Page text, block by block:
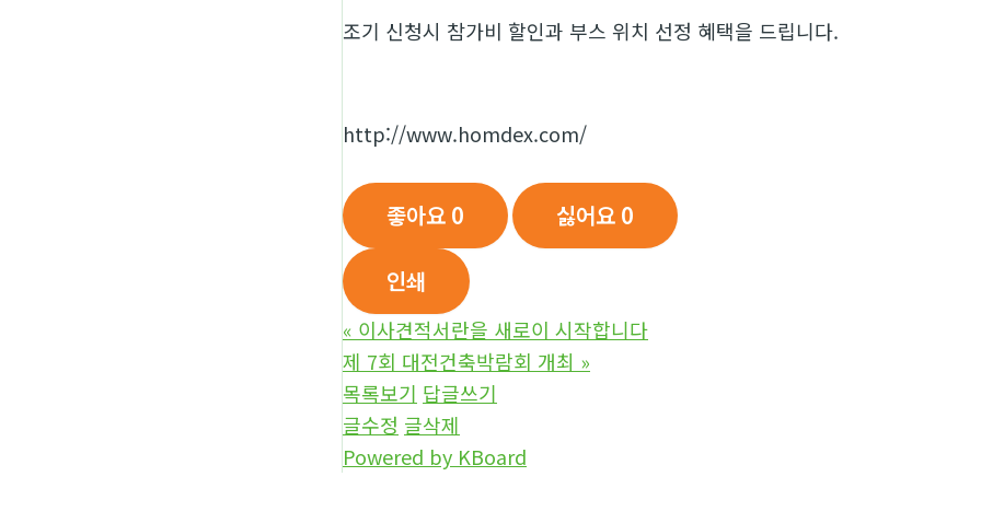
조기 신청시 참가비 할인과 부스 위치 선정 혜택을 드립니다.
http://www.homdex.com/
의료실비진단자금
어린이보험
좋아요 0 싫어요 0
인쇄
« 이사견적서란을 새로이 시작합니다
제 7회 대전건축박람회 개최 »
목록보기 답글쓰기
글수정 글삭제
Powered by KBoard